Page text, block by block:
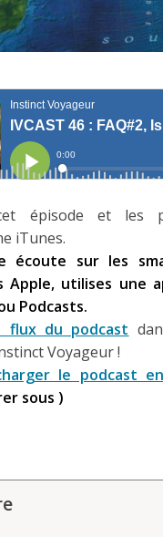
Sites utiles
Le logement en
Assurance voyage !
LA carte bancaire
voyage !
Louer une voiture !
Mes guides voyage
épisode et les
iTunes.
écoute sur les
Apple, utilises une
Podcasts.
flux du podcast
Voyageur !
le podcast
sous )